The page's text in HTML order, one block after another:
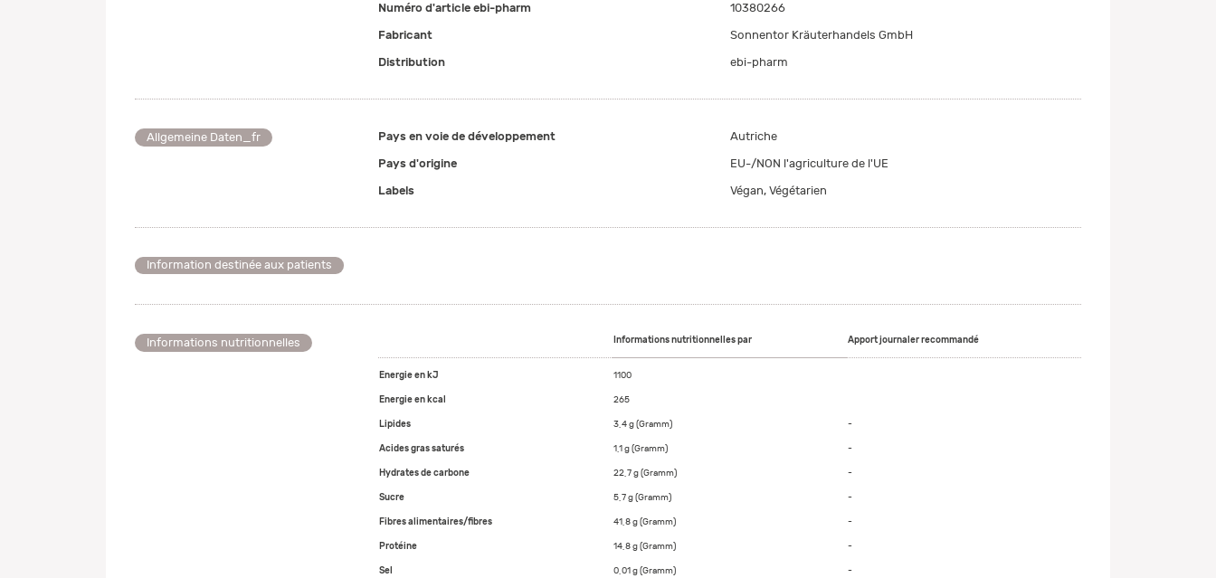
Numéro d'article ebi-pharm
10380266
Fabricant
Sonnentor Kräuterhandels GmbH
Distribution
ebi-pharm
Allgemeine Daten_fr Pays en voie de développement
Autriche
Pays d'origine
EU-/NON l'agriculture de l'UE
Labels
Végan, Végétarien
Information destinée aux patients
Informations nutritionnelles Informations nutritionnelles par Apport journaler recommandé
Energie en kJ 1100
Energie en kcal 265
Lipides 3,4 g (Gramm) -
Acides gras saturés 1,1 g (Gramm) -
Hydrates de carbone 22,7 g (Gramm) -
Sucre 5,7 g (Gramm) -
Fibres alimentaires/fibres 41,8 g (Gramm) -
Protéine 14,8 g (Gramm) -
Sel 0,01 g (Gramm) -